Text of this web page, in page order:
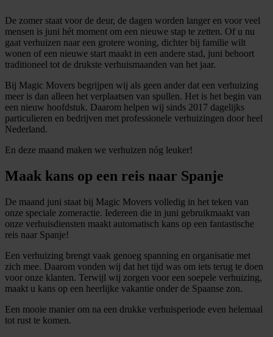
De zomer staat voor de deur, de dagen worden langer en voor veel
mensen is juni hét moment om een nieuwe stap te zetten. Of u nu
gaat verhuizen naar een grotere woning, dichter bij familie wilt
wonen of een nieuwe start maakt in een andere stad, juni behoort
traditioneel tot de drukste verhuismaanden van het jaar.
Bij Magic Movers begrijpen wij als geen ander dat een verhuizing
meer is dan alleen het verplaatsen van spullen. Het is het begin van
een nieuw hoofdstuk. Daarom helpen wij sinds 2017 dagelijks
particulieren en bedrijven met professionele verhuizingen door heel
Nederland.
En deze maand maken we verhuizen nóg leuker!
Maak kans op een reis naar Spanje
De maand juni staat bij Magic Movers volledig in het teken van
onze speciale zomeractie. Iedereen die in juni gebruikmaakt van
onze verhuisdiensten maakt automatisch kans op een fantastische
reis naar Spanje!
Een verhuizing brengt vaak genoeg spanning en organisatie met
zich mee. Daarom vonden wij dat het tijd was om iets terug te doen
voor onze klanten. Terwijl wij zorgen voor een soepele verhuizing,
maakt u kans op een heerlijke vakantie onder de Spaanse zon.
Een mooie manier om na een drukke verhuisperiode even helemaal
tot rust te komen.